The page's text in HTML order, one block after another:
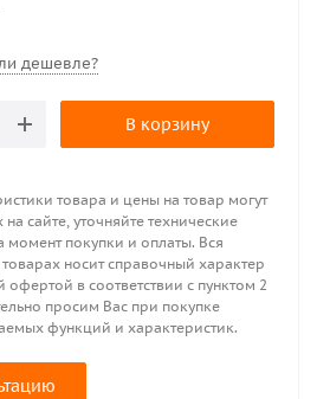
дешевле?
В корзину
товара и цены на товар могут
на сайте, уточняйте технические
момент покупки и оплаты. Вся
носит справочный характер
офертой в соответствии с пунктом 2
просим Вас при покупке
функций и характеристик.